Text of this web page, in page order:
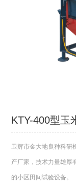
KTY-400型玉
卫辉市金大地良种科研
产厂家，技术力量雄厚
的小区田间试验设备。